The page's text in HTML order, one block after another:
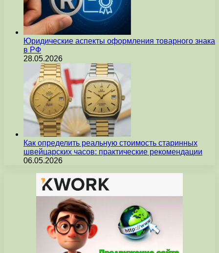
Юридические аспекты оформления товарного знака
в РФ
28.05.2026
Как определить реальную стоимость старинных
швейцарских часов: практические рекомендации
06.05.2026